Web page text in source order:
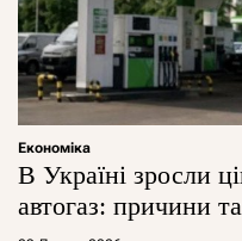
Економіка
В Україні зросли
автогаз: причини